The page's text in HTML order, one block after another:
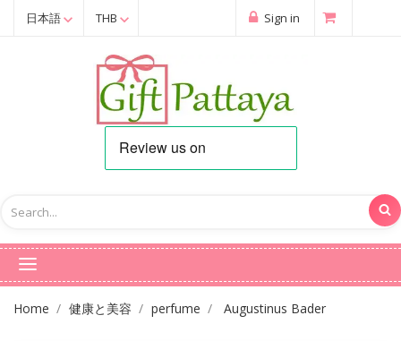
日本語 THB Sign in
Home 健康と美容 perfume Augustinus Bader